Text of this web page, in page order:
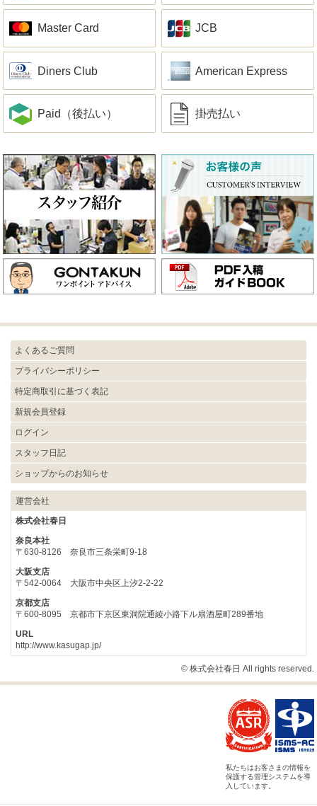
Master Card JCB
Diners Club American Express
Paid（後払い） 掛売払い
よくあるご質問
プライバシーポリシー
特定商取引に基づく表記
新規会員登録
ログイン
スタッフ日記
ショップからのお知らせ
運営会社
株式会社春日
奈良本社
〒630-8126 奈良市三条栄町9-18
大阪支店
〒542-0064 大阪市中央区上汐2-2-22
京都支店
〒600-8095 京都市下京区東洞院通綾小路下ル扇酒屋町289番地
URL
http://www.kasugap.jp/
© 株式会社春日 All rights reserved.
私たちはお客さまの情報を
保護する管理システムを導
入しています。